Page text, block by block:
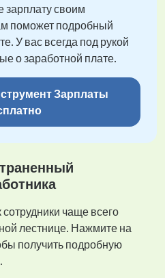
зарплату своим
поможет подробный
У вас всегда под рукой
о заработной плате.
Зарплаты
чаще всего
лестнице. Нажмите на
получить подробную